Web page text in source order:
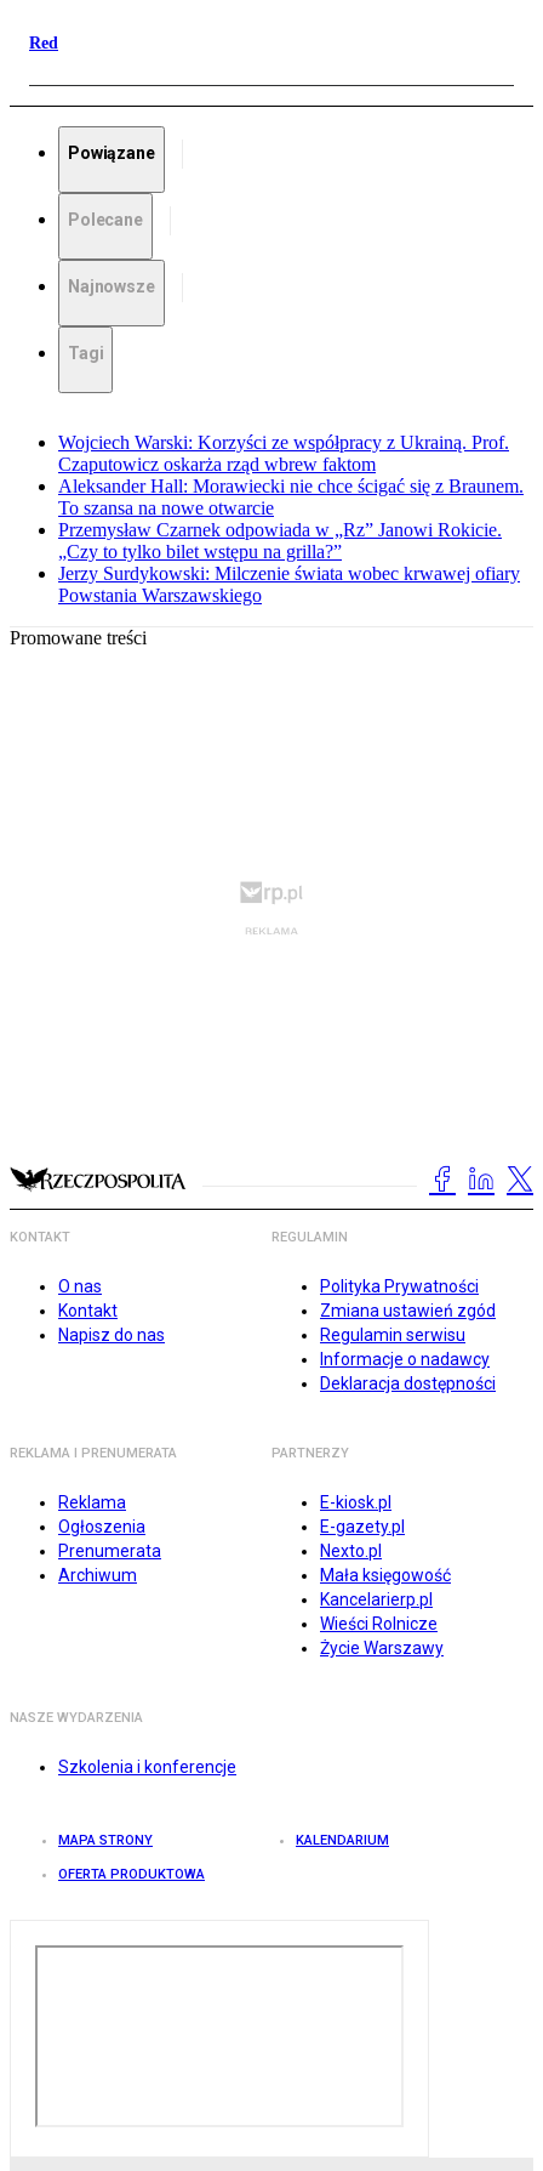
Red
Powiązane
Polecane
Najnowsze
Tagi
Wojciech Warski: Korzyści ze współpracy z Ukrainą. Prof.
Czaputowicz oskarża rząd wbrew faktom
Aleksander Hall: Morawiecki nie chce ścigać się z Braunem.
To szansa na nowe otwarcie
Przemysław Czarnek odpowiada w „Rz” Janowi Rokicie.
„Czy to tylko bilet wstępu na grilla?”
Jerzy Surdykowski: Milczenie świata wobec krwawej ofiary
Powstania Warszawskiego
Promowane treści
KONTAKT
O nas
Kontakt
Napisz do nas
REGULAMIN
Polityka Prywatności
Zmiana ustawień zgód
Regulamin serwisu
Informacje o nadawcy
Deklaracja dostępności
REKLAMA I PRENUMERATA
Reklama
Ogłoszenia
Prenumerata
Archiwum
PARTNERZY
E-kiosk.pl
E-gazety.pl
Nexto.pl
Mała księgowość
Kancelarierp.pl
Wieści Rolnicze
Życie Warszawy
NASZE WYDARZENIA
Szkolenia i konferencje
MAPA STRONY KALENDARIUM
OFERTA PRODUKTOWA